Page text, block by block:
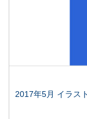
2017年5月 イラス